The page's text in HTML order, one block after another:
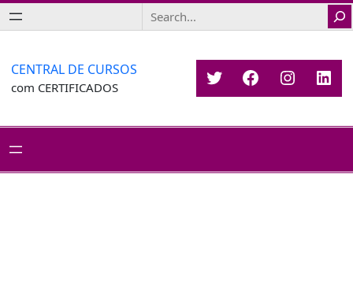
Saltar
para
conteúdo
Search
CENTRAL DE CURSOS
com CERTIFICADOS TwitterFacebook